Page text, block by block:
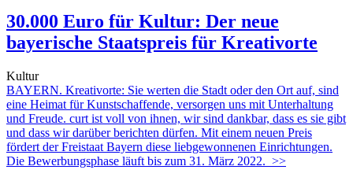
30.000 Euro für Kultur: Der neue
bayerische Staatspreis für Kreativorte
Kultur
BAYERN. Kreativorte: Sie werten die Stadt oder den Ort auf, sind
eine Heimat für Kunstschaffende, versorgen uns mit Unterhaltung
und Freude. curt ist voll von ihnen, wir sind dankbar, dass es sie gibt
und dass wir darüber berichten dürfen. Mit einem neuen Preis
fördert der Freistaat Bayern diese liebgewonnenen Einrichtungen.
Die Bewerbungsphase läuft bis zum 31. März 2022. >>